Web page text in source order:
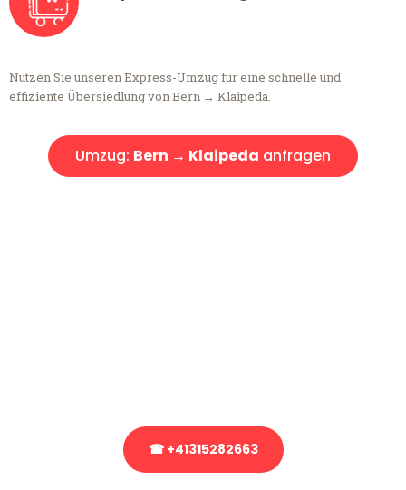
Nutzen Sie unseren Express-Umzug für eine schnelle und
effiziente Übersiedlung von Bern → Klaipeda.
Umzug: Bern → Klaipeda anfragen
☎ +41315282663